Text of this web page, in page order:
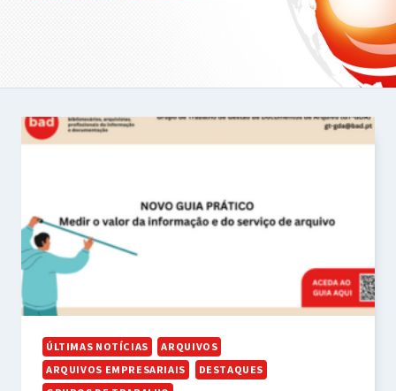
ÚLTIMAS NOTÍCIAS
ARQUIVOS
ARQUIVOS EMPRESARIAIS
DESTAQUES